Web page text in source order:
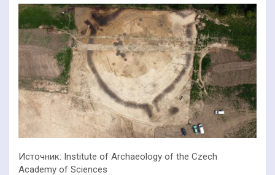
Источник: Institute of Archaeology of the Czech
Academy of Sciences